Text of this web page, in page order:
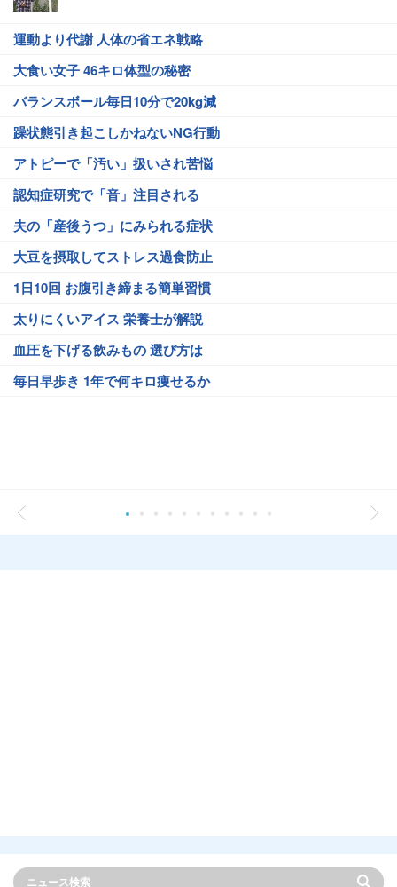
運動より代謝 人体の省エネ戦略
大食い女子 46キロ体型の秘密
バランスボール毎日10分で20kg減
躁状態引き起こしかねないNG行動
アトピーで「汚い」扱いされ苦悩
認知症研究で「音」注目される
夫の「産後うつ」にみられる症状
大豆を摂取してストレス過食防止
1日10回 お腹引き締まる簡単習慣
太りにくいアイス 栄養士が解説
血圧を下げる飲みもの 選び方は
毎日早歩き 1年で何キロ痩せるか